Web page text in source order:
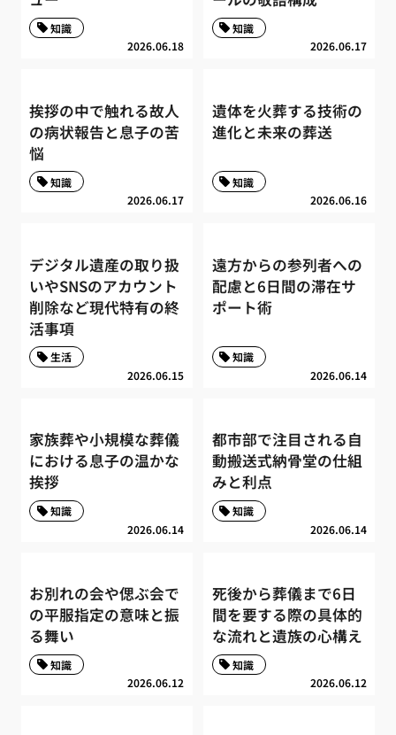
2026.06.18
知識
2026.06.17
知識
挨拶の中で触れる故人
の病状報告と息子の苦
悩
2026.06.17
知識
遺体を火葬する技術の
進化と未来の葬送
2026.06.16
知識
デジタル遺産の取り扱
いやSNSのアカウント
削除など現代特有の終
活事項
2026.06.15
生活
遠方からの参列者への
配慮と6日間の滞在サ
ポート術
2026.06.14
知識
家族葬や小規模な葬儀
における息子の温かな
挨拶
2026.06.14
知識
都市部で注目される自
動搬送式納骨堂の仕組
みと利点
2026.06.14
知識
お別れの会や偲ぶ会で
の平服指定の意味と振
る舞い
2026.06.12
知識
死後から葬儀まで6日
間を要する際の具体的
な流れと遺族の心構え
2026.06.12
知識